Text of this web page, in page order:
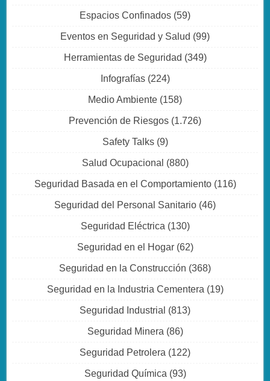
Espacios Confinados (59)
Eventos en Seguridad y Salud (99)
Herramientas de Seguridad (349)
Infografías(224)
Medio Ambiente (158)
Prevención de Riesgos (1.726)
Safety Talks(9)
Salud Ocupacional (880)
Seguridad Basada en el Comportamiento(116)
Seguridad del Personal Sanitario (46)
Seguridad Eléctrica (130)
Seguridad en el Hogar(62)
Seguridad en la Construcción (368)
Seguridad en la Industria Cementera (19)
Seguridad Industrial (813)
Seguridad Minera (86)
Seguridad Petrolera (122)
Seguridad Química (93)